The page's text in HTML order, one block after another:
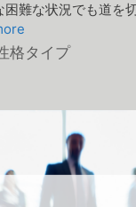
難な状況でも道を
格タイプ